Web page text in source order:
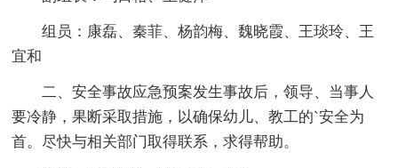
组员：康磊、秦菲、杨韵梅、魏晓霞、王琰玲、王
宜和
二、安全事故应急预案发生事故后，领导、当事人
要冷静，果断采取措施，以确保幼儿、教工的`安全为
首。尽快与相关部门取得联系，求得帮助。